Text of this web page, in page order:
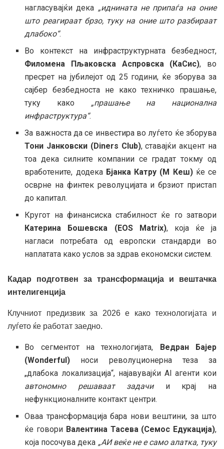
нагласувајќи дека „иднината не припаѓа на оние
што реагираат брзо, туку на оние што разбираат
длабоко“.
Во контекст на инфраструктурната безбедност,
Филомена Пљаковска Аспровска (КаСис), во
пресрет на јубилејот од 25 години, ќе зборува за
сајбер безбедноста не како техничко прашање,
туку како „прашање на национална
инфраструктура“.
За важноста да се инвестира во луѓето ќе зборува
Тони Јанковски (Diners Club), ставајќи акцент на
тоа дека силните компании се градат токму од
вработените, додека Бјанка Катру (М Кеш)ќе се
осврне на финтек револуцијата и брзиот пристап
до капитал.
Кругот на финансиска стабилност ќе го затвори
Катерина Бошевска (EOS Matrix), која ќе ја
нагласи потребата од европски стандарди во
наплатата како услов за здрав економски систем.
Кадар подготвен за трансформација и вештачка
интелигенција
Клучниот предизвик за 2026 е како технологијата и
луѓето ќе работат заедно.
Во сегментот на технологијата, Ведран Бајер
(Wonderful) носи револуционерна теза за
„длабока локализација“, најавувајќи AI агенти кои
автономно решаваат задачии крај на
нефункционалните контакт центри.
Оваа трансформација бара нови вештини, за што
ќе говори Валентина Тасева (Семос Едукација),
која посочува дека „АИ веќе не е само алатка, туку